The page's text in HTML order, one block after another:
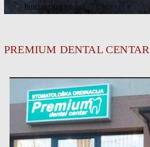
Контактирајте нас
PREMIUM DENTAL CENTAR